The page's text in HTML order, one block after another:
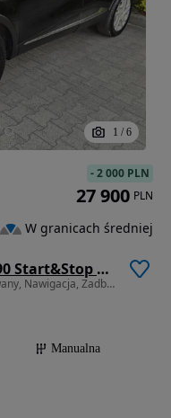
1 / 6
Renault Captur ENERGY TCe 90 Start&Stop Expression
898 cm3 • 90 KM • Z Niemiec, Zarejestrowany, Nawigacja, Zadbany!!!
Manualna
-2 000 PLN
27 900 PLN
W granicach średniej